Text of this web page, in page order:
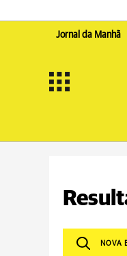
Jornal da Manhã